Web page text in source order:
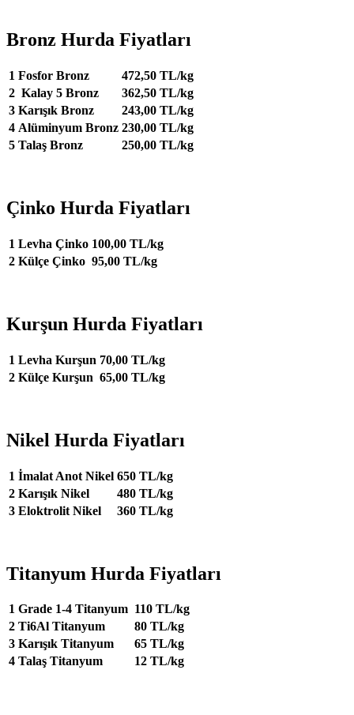
Bronz Hurda Fiyatları
1 Fosfor Bronz
472,50 TL/kg
2 Kalay 5 Bronz
362,50 TL/kg
3 Karışık Bronz
243,00 TL/kg
4 Alüminyum Bronz 230,00 TL/kg
5 Talaş Bronz 250,00 TL/kg
Çinko Hurda Fiyatları
1 Levha Çinko 100,00 TL/kg
2 Külçe Çinko 95,00 TL/kg
Kurşun Hurda Fiyatları
1 Levha Kurşun 70,00 TL/kg
2 Külçe Kurşun 65,00 TL/kg
Nikel Hurda Fiyatları
1 İmalat Anot Nikel 650 TL/kg
2 Karışık Nikel
480 TL/kg
3 Eloktrolit Nikel 360 TL/kg
Titanyum Hurda Fiyatları
1 Grade 1-4 Titanyum 110 TL/kg
2 Ti6Al Titanyum
80 TL/kg
3 Karışık Titanyum
65 TL/kg
4 Talaş Titanyum 12 TL/kg